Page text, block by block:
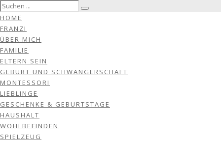
HOME
FRANZI
ÜBER MICH
FAMILIE
ELTERN SEIN
GEBURT UND SCHWANGERSCHAFT
MONTESSORI
LIEBLINGE
GESCHENKE & GEBURTSTAGE
HAUSHALT
WOHLBEFINDEN
SPIELZEUG